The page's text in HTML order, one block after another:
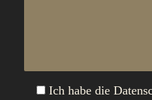
Ich habe die